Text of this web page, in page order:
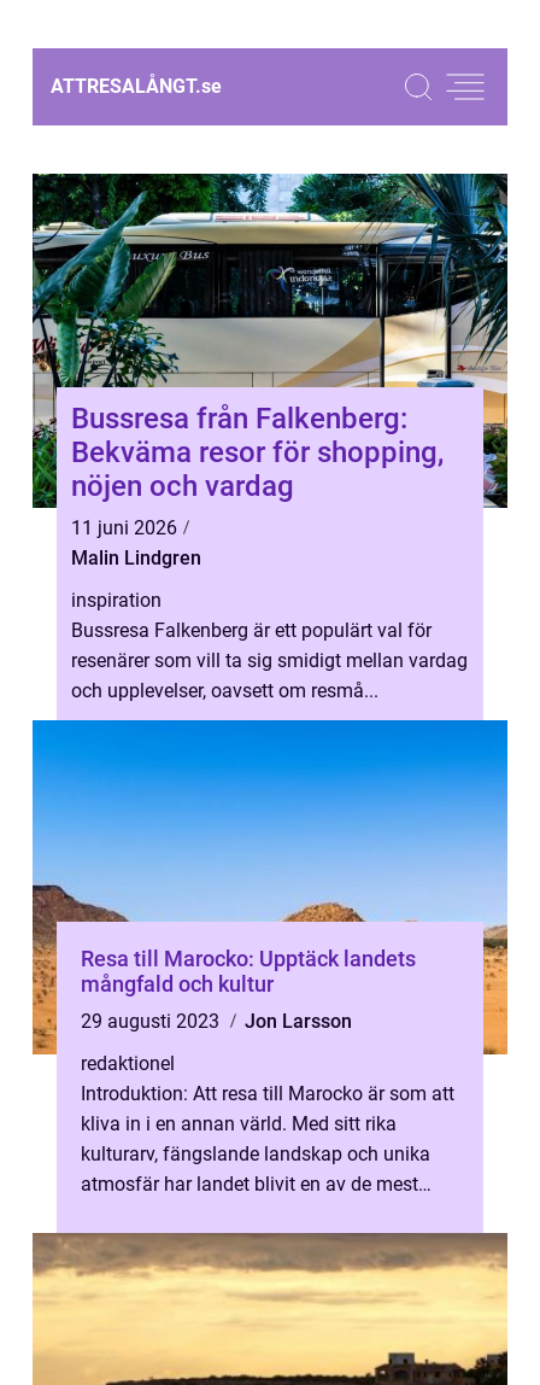
ATTRESALÅNGT.se
Bussresa från Falkenberg:
Bekväma resor för shopping,
nöjen och vardag
11 juni 2026
Malin Lindgren
inspiration
Bussresa Falkenberg är ett populärt val för
resenärer som vill ta sig smidigt mellan vardag
och upplevelser, oavsett om resmå...
Resa till Marocko: Upptäck landets
mångfald och kultur
29 augusti 2023
Jon Larsson
redaktionel
Introduktion: Att resa till Marocko är som att
kliva in i en annan värld. Med sitt rika
kulturarv, fängslande landskap och unika
atmosfär har landet blivit en av de mest